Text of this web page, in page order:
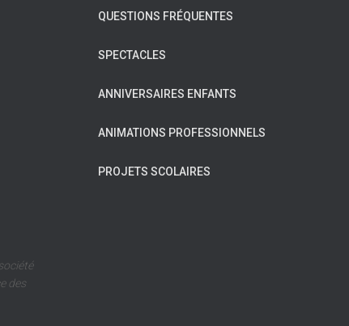
des
QUESTIONS FRÉQUENTES
SPECTACLES
ANNIVERSAIRES ENFANTS
ANIMATIONS PROFESSIONNELS
PROJETS SCOLAIRES